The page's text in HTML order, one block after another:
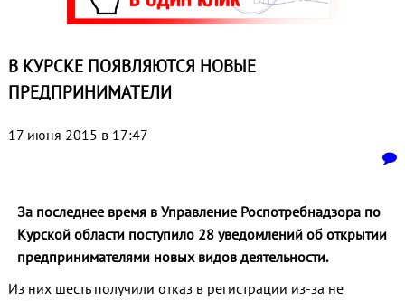
В КУРСКЕ ПОЯВЛЯЮТСЯ НОВЫЕ
ПРЕДПРИНИМАТЕЛИ
17 июня 2015 в 17:47
За последнее время в Управление Роспотребнадзора по
Курской области поступило 28 уведомлений об открытии
предпринимателями новых видов деятельности.
Из них шесть получили отказ в регистрации из-за не